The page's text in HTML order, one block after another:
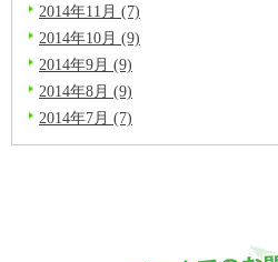
2014年11月 (7)
2014年10月 (9)
2014年9月 (9)
2014年8月 (9)
2014年7月 (7)